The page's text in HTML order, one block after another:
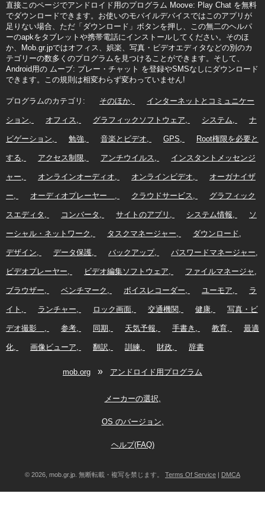
直接このページでアンドロイド用のプログラム Moove: Play Chat を無料
でダウンロードできます。お使いのモバイルデバイスではこのアプリが
足りない場合、ただ「ダウンロード」ボタンを押し、この無二のヘルパ
ーのapkをタブレットや携帯電話にインストールしてください。そのほ
か、Mob.gr.jpではオフィス、娯楽、写真・ビデオエディタなどの別のカ
テゴリーの数多くのプログラムを見つけることができます。そして、
Android用の ムーブ: プレー・チャット を登録やSMSなしにダウンロード
できます。この規則は相変わらず変わっていません!
プログラムのカテゴリ: そのほか インターネットとコミュニケー
ション オフィス グラフィックソフトウェア システム ナ
ビゲーション 勉強 音楽とビデオ GPS Root権限を必要と
する アクセス制限 アンチウイルス インスタントメッセンジ
ャー オンラインオーディオ オンラインビデオ オーガナイザ
ー オーディオプレーヤー クラウドサービス グラフィック
スエディタ コンバータ サイトのアプリ システム情報 ソ
ーシャル・ネットワーク タスクマネージャー ダウンロード
デザイン データ保護 バックアップ パスワードマネージャー
ビデオプレーヤー ビデオ編集ソフトウェア ファイルマネージャ
ブラウザー ベンチマーク ボイスレコーダー ユーモア ラ
イト ランチャー ロック画面 交通機関 健康 写真・ビ
デオ撮影 参考 同期 天気予報 手書き 教育 最適
化 画像ビューア 翻訳 訓練 財政 辞書
mob.org » アンドロイド用プログラム
メーカーの選択
OS のバージョン
ヘルプ(FAQ)
© 2026, mob.gr.jp. 無断転載・複写を禁じます。 Terms Of Service | DMCA